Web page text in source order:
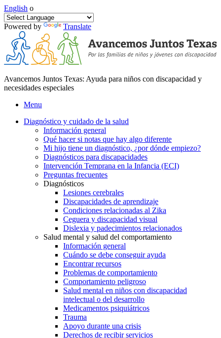
English o
Powered by Translate
Avancemos Juntos Texas: Ayuda para niños con discapacidad y
necesidades especiales
Menu
Diagnóstico y cuidado de la salud
Información general
Qué hacer si notas que hay algo diferente
Mi hijo tiene un diagnóstico, ¿por dónde empiezo?
Diagnósticos para discapacidades
Intervención Temprana en la Infancia (ECI)
Preguntas frecuentes
Diagnósticos
Lesiones cerebrales
Discapacidades de aprendizaje
Condiciones relacionadas al Zika
Ceguera y discapacidad visual
Dislexia y padecimientos relacionados
Salud mental y salud del comportamiento
Información general
Cuándo se debe conseguir ayuda
Encontrar recursos
Problemas de comportamiento
Comportamiento peligroso
Salud mental en niños con discapacidad
intelectual o del desarrollo
Medicamentos psiquiátricos
Trauma
Apoyo durante una crisis
Derechos de recibir servicios